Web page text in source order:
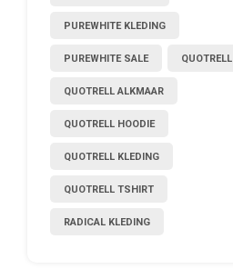
PUREWHITE KLEDING
PUREWHITE SALE QUOTRELL
QUOTRELL ALKMAAR
QUOTRELL HOODIE
QUOTRELL KLEDING
QUOTRELL TSHIRT
RADICAL KLEDING